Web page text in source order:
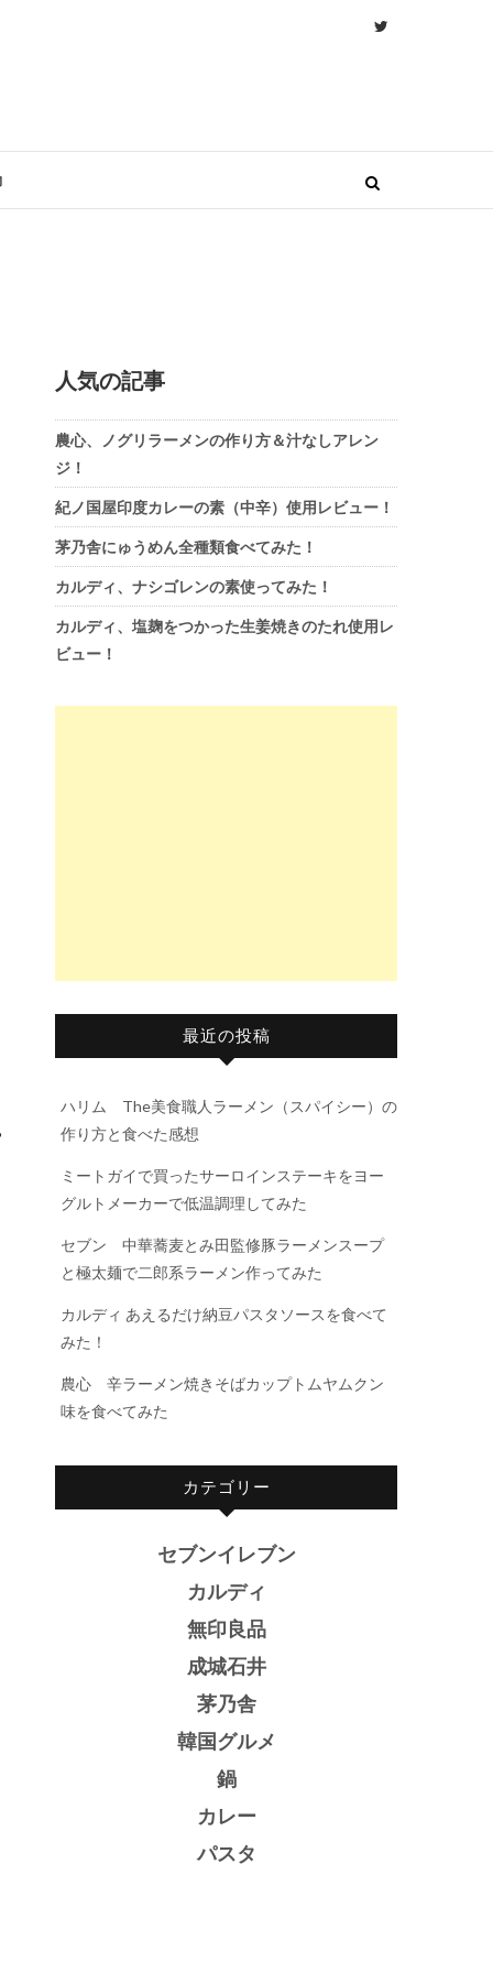
人気の記事
農心、ノグリラーメンの作り方＆汁なしアレン
ジ！
紀ノ国屋印度カレーの素（中辛）使用レビュー！
茅乃舎にゅうめん全種類食べてみた！
カルディ、ナシゴレンの素使ってみた！
カルディ、塩麹をつかった生姜焼きのたれ使用レ
ビュー！
最近の投稿
ハリム The美食職人ラーメン（スパイシー）の
作り方と食べた感想
ミートガイで買ったサーロインステーキをヨー
グルトメーカーで低温調理してみた
セブン 中華蕎麦とみ田監修豚ラーメンスープ
と極太麺で二郎系ラーメン作ってみた
カルディ あえるだけ納豆パスタソースを食べて
みた！
農心 辛ラーメン焼きそばカップトムヤムクン
味を食べてみた
カテゴリー
セブンイレブン
カルディ
無印良品
成城石井
茅乃舎
韓国グルメ
鍋
カレー
パスタ